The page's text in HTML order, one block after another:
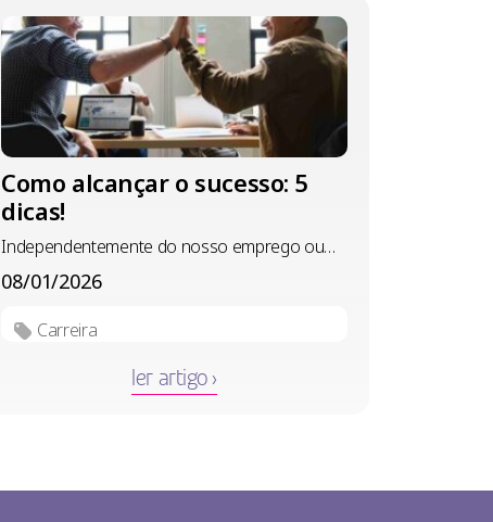
Como alcançar o sucesso: 5
dicas!
Independentemente do nosso emprego ou
08/01/2026
Carreira
ler artigo ›